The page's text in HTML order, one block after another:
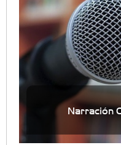
Narración